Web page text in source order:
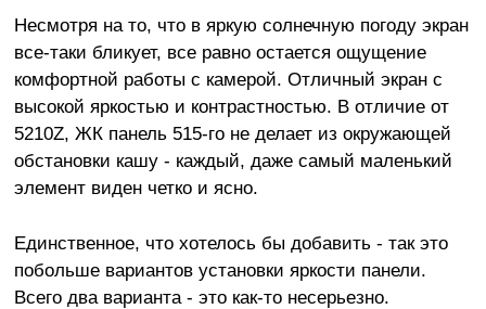
Несмотря на то, что в яркую солнечную погоду экран
все-таки бликует, все равно остается ощущение
комфортной работы с камерой. Отличный экран с
высокой яркостью и контрастностью. В отличие от
5210Z, ЖК панель 515-го не делает из окружающей
обстановки кашу - каждый, даже самый маленький
элемент виден четко и ясно.
Единственное, что хотелось бы добавить - так это
побольше вариантов установки яркости панели.
Всего два варианта - это как-то несерьезно.